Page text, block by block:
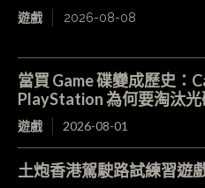
遊戲 2026-08-08
當買 Game 碟變成歷史：
PlayStation 為何要淘汰光
遊戲 2026-08-01
土炮香港駕駛路試練習遊